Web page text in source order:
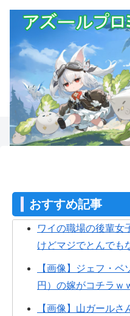
おすすめ記事
ワイの職場の後輩女
けどマジでとんでも
【画像】ジェフ・
円）の嫁がコチラｗ
【画像】山ガール